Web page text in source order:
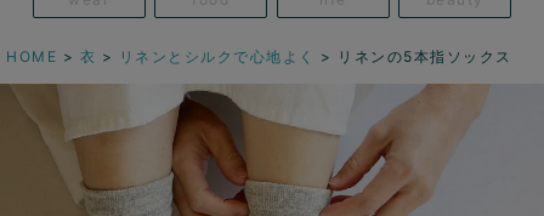
HOME 衣 リネンとシルクで心地よく リネンの5本指ソックス